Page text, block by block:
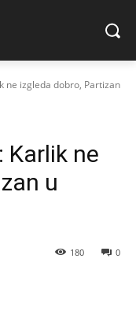
ne izgleda dobro, Partizan
Karlik ne
u
0
180